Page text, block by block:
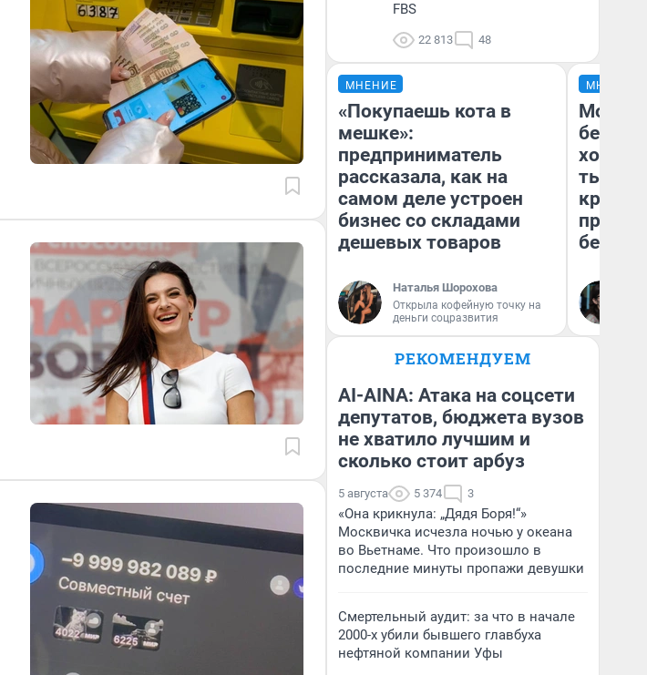
FBS
22 813 48
МНЕНИЕ
«Покупаешь кота в
мешке»:
предприниматель
рассказала, как на
самом деле устроен
бизнес со складами
дешевых товаров
Наталья Шорохова
Открыла кофейную точку на
деньги соцразвития
МНЕНИЕ
Мой
хотела
тысяч,
РЕКОМЕНДУЕМ
AI-AINA: Атака на соцсети
депутатов, бюджета вузов
не хватило лучшим и
сколько стоит арбуз
5 августа 5 374 3
«Она крикнула: „Дядя Боря!“»
Москвичка исчезла ночью у океана
во Вьетнаме. Что произошло в
последние минуты пропажи девушки
Смертельный аудит: за что в начале
2000-х убили бывшего главбуха
нефтяной компании Уфы